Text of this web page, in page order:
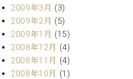
2009年3月 (3)
2009年2月 (5)
2009年1月 (15)
2008年12月 (4)
2008年11月 (4)
2008年10月 (1)